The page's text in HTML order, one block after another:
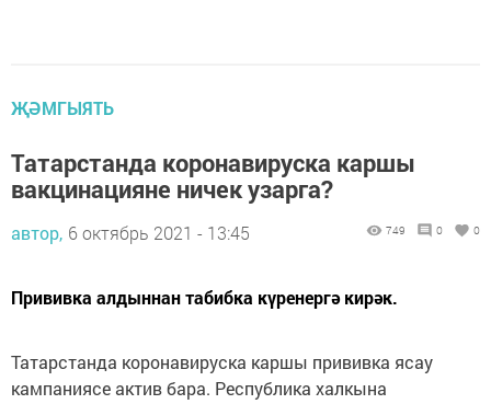
ҖӘМГЫЯТЬ
Татарстанда коронавируска каршы
вакцинацияне ничек узарга?
автор, 6 октябрь 2021 - 13:45 749 0 0
Прививка алдыннан табибка күренергә кирәк.
Татарстанда коронавируска каршы прививка ясау
кампаниясе актив бара. Республика халкына